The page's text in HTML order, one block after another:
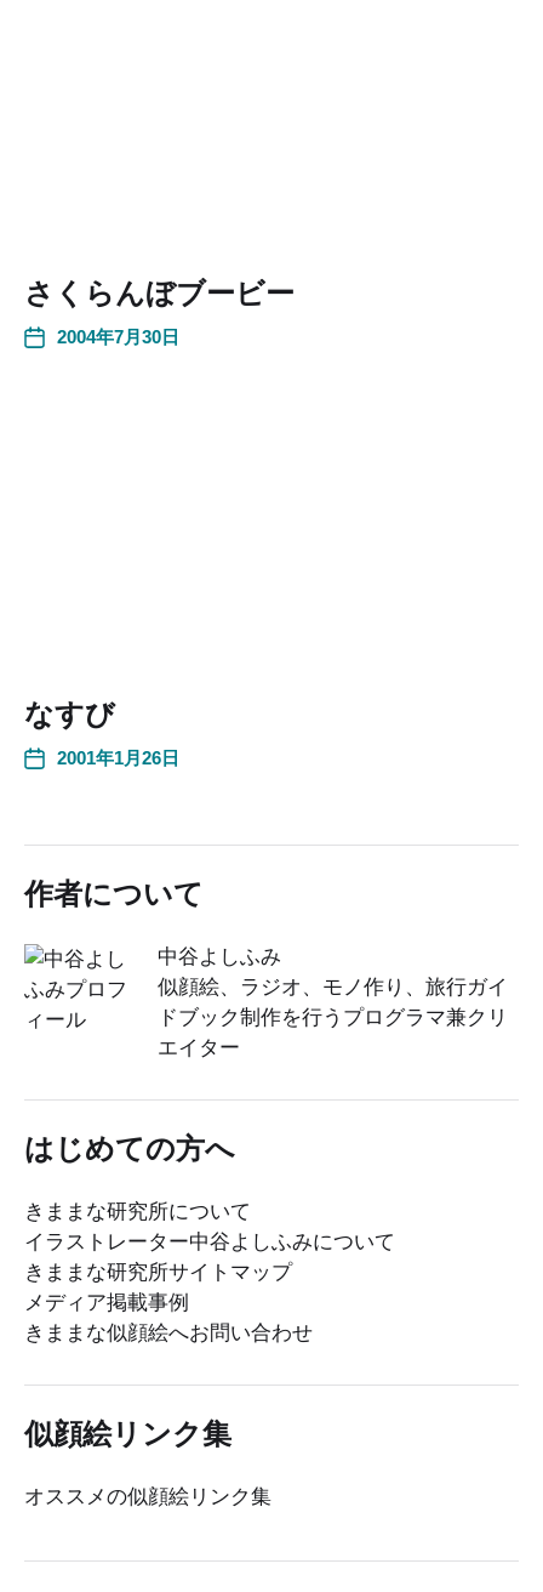
さくらんぼブービー
2004年7月30日
なすび
2001年1月26日
作者について
中谷よしふみ
似顔絵、ラジオ、モノ作り、旅行ガイ
ドブック制作を行うプログラマ兼クリ
エイター
はじめての方へ
きままな研究所について
イラストレーター中谷よしふみについて
きままな研究所サイトマップ
メディア掲載事例
きままな似顔絵へお問い合わせ
似顔絵リンク集
オススメの似顔絵リンク集